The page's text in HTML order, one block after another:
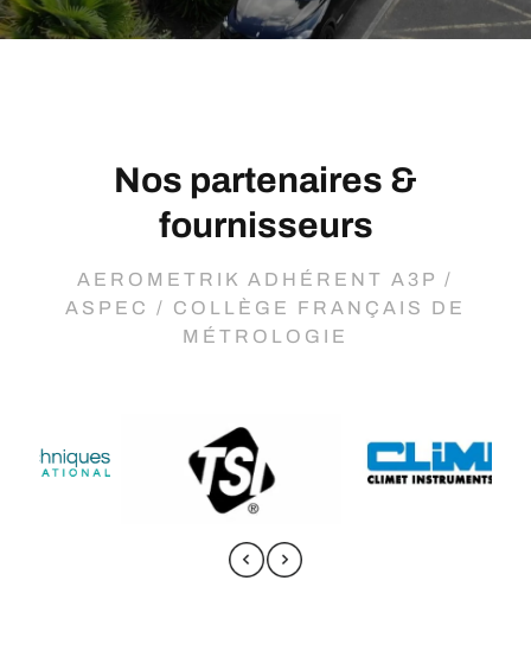
Nos partenaires &
fournisseurs
AEROMETRIK ADHÉRENT A3P /
ASPEC / COLLÈGE FRANÇAIS DE
MÉTROLOGIE